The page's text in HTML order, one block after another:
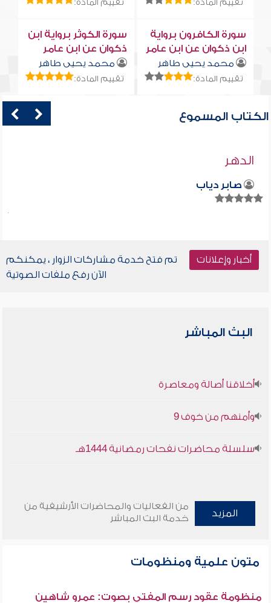
تقييم المادة: تقييم المادة:
سورة الكافرون برواية
ابن ذكوان عن ابن عامر
محمد يحيى طاهر
تقييم المادة:
سورة الكوثر برواية ابن
ذكوان عن ابن عامر
محمد يحيى طاهر
تقييم المادة:
الكتاب المسموع
الدهر
صابر دياب
أخبار وإعلانات
تم فتح خدمة مشاركات الزوار ، يمكنكم
الآن رفع ملفات الصوتية
البث المباشر
أخلاقنا أصالة ومعاصرة
وأمنهم من خوف 9
سلسلة محاضرات نفحات رمضانية 1444هـ
المزيد
من الفعاليات والمحاضرات الأرشيفية من
خدمة البث المباشر
متون علمية ومنظومات
منظومة عقود رسم المفتي بصوت: عمرو شاهين